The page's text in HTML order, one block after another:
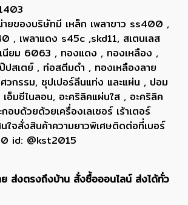
ายของบริษัทมี เหล็ก เพลาขาว ss400 ,
, เพลาแดง s45c ,skd11, สเตนเลส
ยม 6063 , ทองแดง , ทองเหลือง ,
ปสเตย์ , ท่อสตีมดำ , ทองเหลืองลาย
วกรรม, ซุปเปอร์ลีนแท่ง และแผ่น , ปอม
อ็มซีไนลอน, อะคริลิคแผ่นใส , อะคริลิค
บด้วยด้วยเครื่องเลเซอร์ เร้าเตอร์
ใจสั่งสินค้าความยาวพิเศษติดต่อที่เบอร์
id: @kst2015
ส่งตรงถึงบ้าน สั่งซื้อออนไลน์ ส่งได้ทั่ว